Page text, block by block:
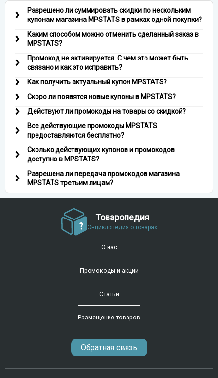
Разрешено ли суммировать скидки по нескольким
купонам магазина MPSTATS в рамках одной покупки?
Каким способом можно отменить сделанный заказ в
MPSTATS?
Промокод не активируется. С чем это может быть
связано и как это исправить?
Как получить актуальный купон MPSTATS?
Скоро ли появятся новые купоны в MPSTATS?
Действуют ли промокоды на товары со скидкой?
Все действующие промокоды MPSTATS
предоставляются бесплатно?
Сколько действующих купонов и промокодов
доступно в MPSTATS?
Разрешена ли передача промокодов магазина
MPSTATS третьим лицам?
Товаропедия
Энциклопедия о товарах
О нас
Промокоды и акции
Статьи
Размещение товаров
Обратная связь